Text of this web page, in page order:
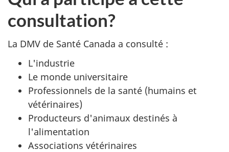
consultation?
La DMV de Santé Canada a consulté :
L'industrie
Le monde universitaire
Professionnels de la santé (humains et
vétérinaires)
Producteurs d'animaux destinés à
l'alimentation
Associations vétérinaires